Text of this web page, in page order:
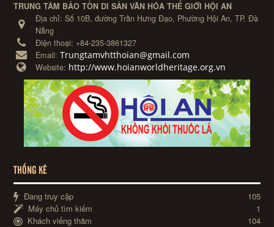
TRUNG TÂM BẢO TỒN DI SẢN VĂN HÓA THẾ GIỚI HỘI AN
Địa chỉ:Số 10B, đường Trần Hưng Đạo, Phường Hội An, TP. Đà
Nẵng
Điện thoại: +84-235-3861327
Email:Trungtamvhtthoian@gmail.com
Website: http://www.hoianworldheritage.org.vn
THỐNG KÊ
Đang truy cập
105
Máy chủ tìm kiếm
1
Khách viếng thăm
104